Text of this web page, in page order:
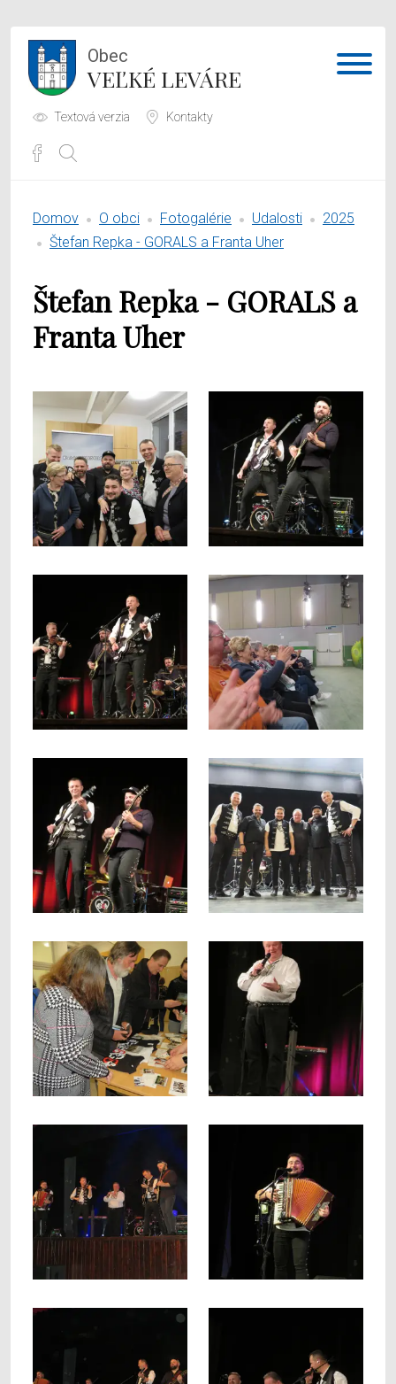
Obec
VEĽKÉ LEVÁRE
Textová verzia Kontakty
Samospráva
O obci
Domov O obci Fotogalérie Udalosti
2025
Štefan Repka - GORALS a Franta Uher
Štefan Repka - GORALS a
Franta Uher